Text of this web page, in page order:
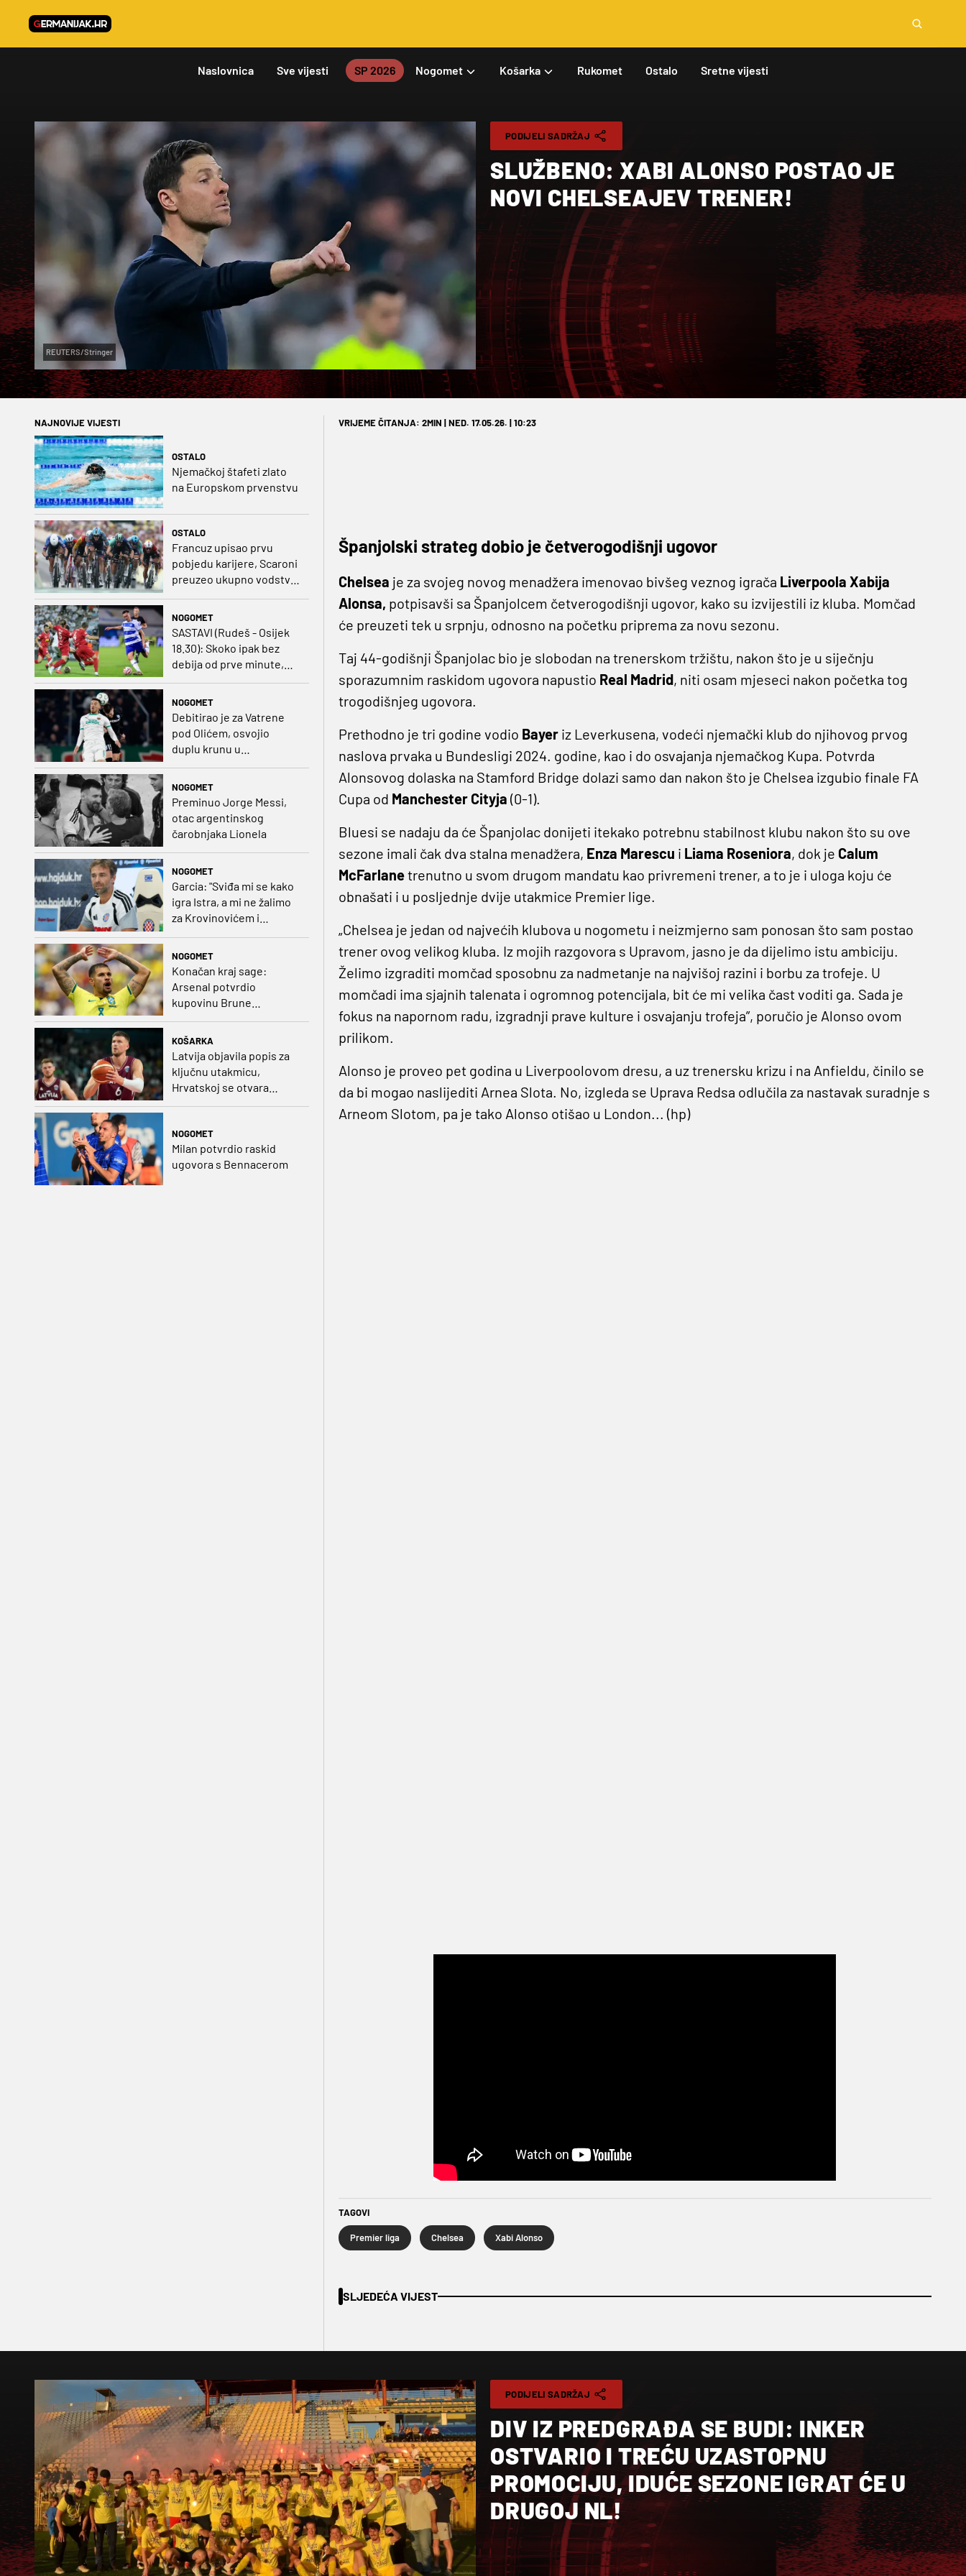
Naslovnica Sve vijesti SP 2026 Nogomet Košarka Rukomet Ostalo Sretne vijesti
REUTERS/Stringer
PODIJELI SADRŽAJ
SLUŽBENO: XABI ALONSO POSTAO JE
NOVI CHELSEAJEV TRENER!
NAJNOVIJE VIJESTI
OSTALO
Njemačkoj štafeti zlato
na Europskom prvenstvu
OSTALO
Francuz upisao prvu
pobjedu karijere, Scaroni
preuzeo ukupno vodstvo
NOGOMET
SASTAVI (Rudeš - Osijek
18.30): Skoko ipak bez
debija od prve minute,
gosti promijenili
prvo kolo
NOGOMET
Debitirao je za Vatrene
pod Olićem, osvojio
duplu krunu u
Rumunjskoj pa preselio
NOGOMET
Preminuo Jorge Messi,
otac argentinskog
čarobnjaka Lionela
NOGOMET
Garcia: "Sviđa mi se kako
igra Istra, a mi ne žalimo
za Krovinovićem i
NOGOMET
Konačan kraj sage:
Arsenal potvrdio
kupovinu Brune
Guimaraesa
KOŠARKA
Latvija objavila popis za
ključnu utakmicu,
Hrvatskoj se otvara
NOGOMET
Milan potvrdio raskid
ugovora s Bennacerom
VRIJEME ČITANJA: 2MIN | NED. 17.05.26. | 10:23
Španjolski strateg dobio je četverogodišnji ugovor
Chelsea je za svojeg novog menadžera imenovao bivšeg veznog igrača Liverpoola Xabija
Alonsa, potpisavši sa Španjolcem četverogodišnji ugovor, kako su izvijestili iz kluba. Momčad
će preuzeti tek u srpnju, odnosno na početku priprema za novu sezonu.
Taj 44-godišnji Španjolac bio je slobodan na trenerskom tržištu, nakon što je u siječnju
sporazumnim raskidom ugovora napustio Real Madrid, niti osam mjeseci nakon početka tog
trogodišnjeg ugovora.
Prethodno je tri godine vodio Bayer iz Leverkusena, vodeći njemački klub do njihovog prvog
naslova prvaka u Bundesligi 2024. godine, kao i do osvajanja njemačkog Kupa. Potvrda
Alonsovog dolaska na Stamford Bridge dolazi samo dan nakon što je Chelsea izgubio finale FA
Cupa od Manchester Cityja (0-1).
Bluesi se nadaju da će Španjolac donijeti itekako potrebnu stabilnost klubu nakon što su ove
sezone imali čak dva stalna menadžera, Enza Marescu i Liama Roseniora, dok je Calum
McFarlanetrenutno u svom drugom mandatu kao privremeni trener, a to je i uloga koju će
obnašati i u posljednje dvije utakmice Premier lige.
„Chelsea je jedan od najvećih klubova u nogometu i neizmjerno sam ponosan što sam postao
trener ovog velikog kluba. Iz mojih razgovora s Upravom, jasno je da dijelimo istu ambiciju.
Želimo izgraditi momčad sposobnu za nadmetanje na najvišoj razini i borbu za trofeje. U
momčadi ima sjajnih talenata i ogromnog potencijala, bit će mi velika čast voditi ga. Sada je
fokus na napornom radu, izgradnji prave kulture i osvajanju trofeja”, poručio je Alonso ovom
prilikom.
Alonso je proveo pet godina u Liverpoolovom dresu, a uz trenersku krizu i na Anfieldu, činilo se
da bi mogao naslijediti Arnea Slota. No, izgleda se Uprava Redsa odlučila za nastavak suradnje s
Arneom Slotom, pa je tako Alonso otišao u London... (hp)
TAGOVI
Premier liga Chelsea Xabi Alonso
SLJEDEĆA VIJEST
PODIJELI SADRŽAJ
DIV IZ PREDGRAĐA SE BUDI: INKER
OSTVARIO I TREĆU UZASTOPNU
PROMOCIJU, IDUĆE SEZONE IGRAT ĆE U
DRUGOJ NL!